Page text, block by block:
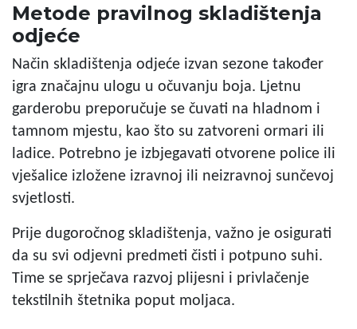
Metode pravilnog skladištenja
odjeće
Način skladištenja odjeće izvan sezone također
igra značajnu ulogu u očuvanju boja. Ljetnu
garderobu preporučuje se čuvati na hladnom i
tamnom mjestu, kao što su zatvoreni ormari ili
ladice. Potrebno je izbjegavati otvorene police ili
vješalice izložene izravnoj ili neizravnoj sunčevoj
svjetlosti.
Prije dugoročnog skladištenja, važno je osigurati
da su svi odjevni predmeti čisti i potpuno suhi.
Time se sprječava razvoj plijesni i privlačenje
tekstilnih štetnika poput moljaca.